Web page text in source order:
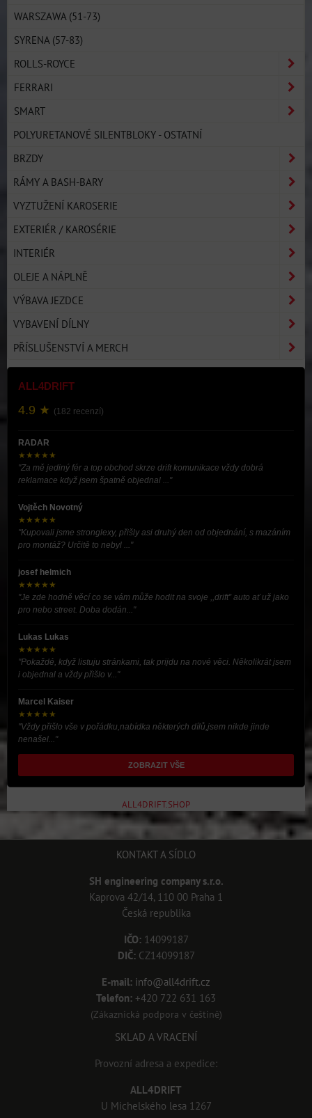
WARSZAWA (51-73)
SYRENA (57-83)
ROLLS-ROYCE
FERRARI
SMART
POLYURETANOVÉ SILENTBLOKY - OSTATNÍ
BRZDY
RÁMY A BASH-BARY
VYZTUŽENÍ KAROSERIE
EXTERIÉR / KAROSÉRIE
INTERIÉR
OLEJE A NÁPLNĚ
VÝBAVA JEZDCE
VYBAVENÍ DÍLNY
PŘÍSLUŠENSTVÍ A MERCH
ALL4DRIFT
4.9 ★ (182 recenzí)
RADAR
★★★★★
"Za mě jediný fér a top obchod skrze drift komunikace vždy dobrá
reklamace když jsem špatně objednal ..."
Vojtěch Novotný
★★★★★
"Kupovali jsme stronglexy, přišly asi druhý den od objednání, s mazáním
pro montáž? Určitě to nebyl ..."
josef helmich
★★★★★
"Je zde hodně věcí co se vám může hodit na svoje ,,drift” auto ať už jako
pro nebo street. Doba dodán..."
Lukas Lukas
★★★★★
"Pokaždé, když listuju stránkami, tak prijdu na nové věci. Několikrát jsem
i objednal a vždy přišlo v..."
Marcel Kaiser
★★★★★
"Vždy přišlo vše v pořádku,nabídka některých dílů,jsem nikde jinde
nenašel..."
ZOBRAZIT VŠE
ALL4DRIFT.SHOP
KONTAKT A SÍDLO
SH engineering company s.r.o.
Kaprova 42/14, 110 00 Praha 1
Česká republika
IČO:14099187
DIČ:CZ14099187
E-mail: info@all4drift.cz
Telefon: +420 722 631 163
(Zákaznická podpora v češtině)
SKLAD A VRACENÍ
Provozní adresa a expedice:
ALL4DRIFT
U Michelského lesa 1267